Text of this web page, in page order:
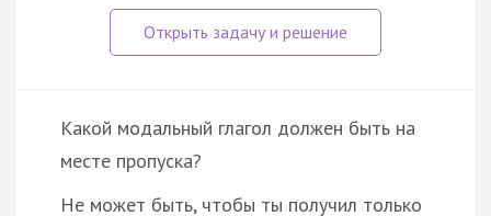
Какой модальный глагол должен быть на
месте пропуска?
He может быть, чтобы ты получил только